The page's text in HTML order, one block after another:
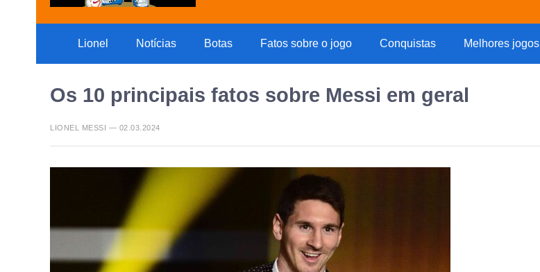
Lionel Notícias Botas Fatos sobre o jogo Conquistas Melhores jogos
Os 10 principais fatos sobre Messi em geral
LIONEL MESSI — 02.03.2024